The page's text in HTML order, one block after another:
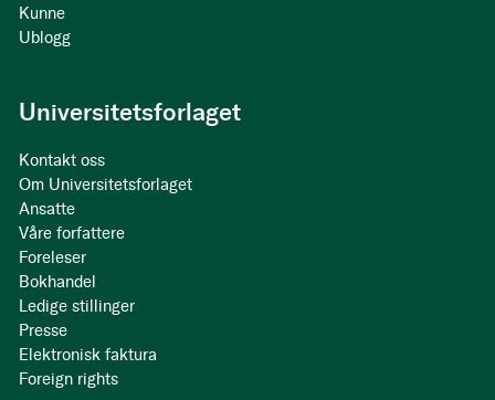
Kunne
Ublogg
Universitetsforlaget
Kontakt oss
Om Universitetsforlaget
Ansatte
Våre forfattere
Foreleser
Bokhandel
Ledige stillinger
Presse
Elektronisk faktura
Foreign rights